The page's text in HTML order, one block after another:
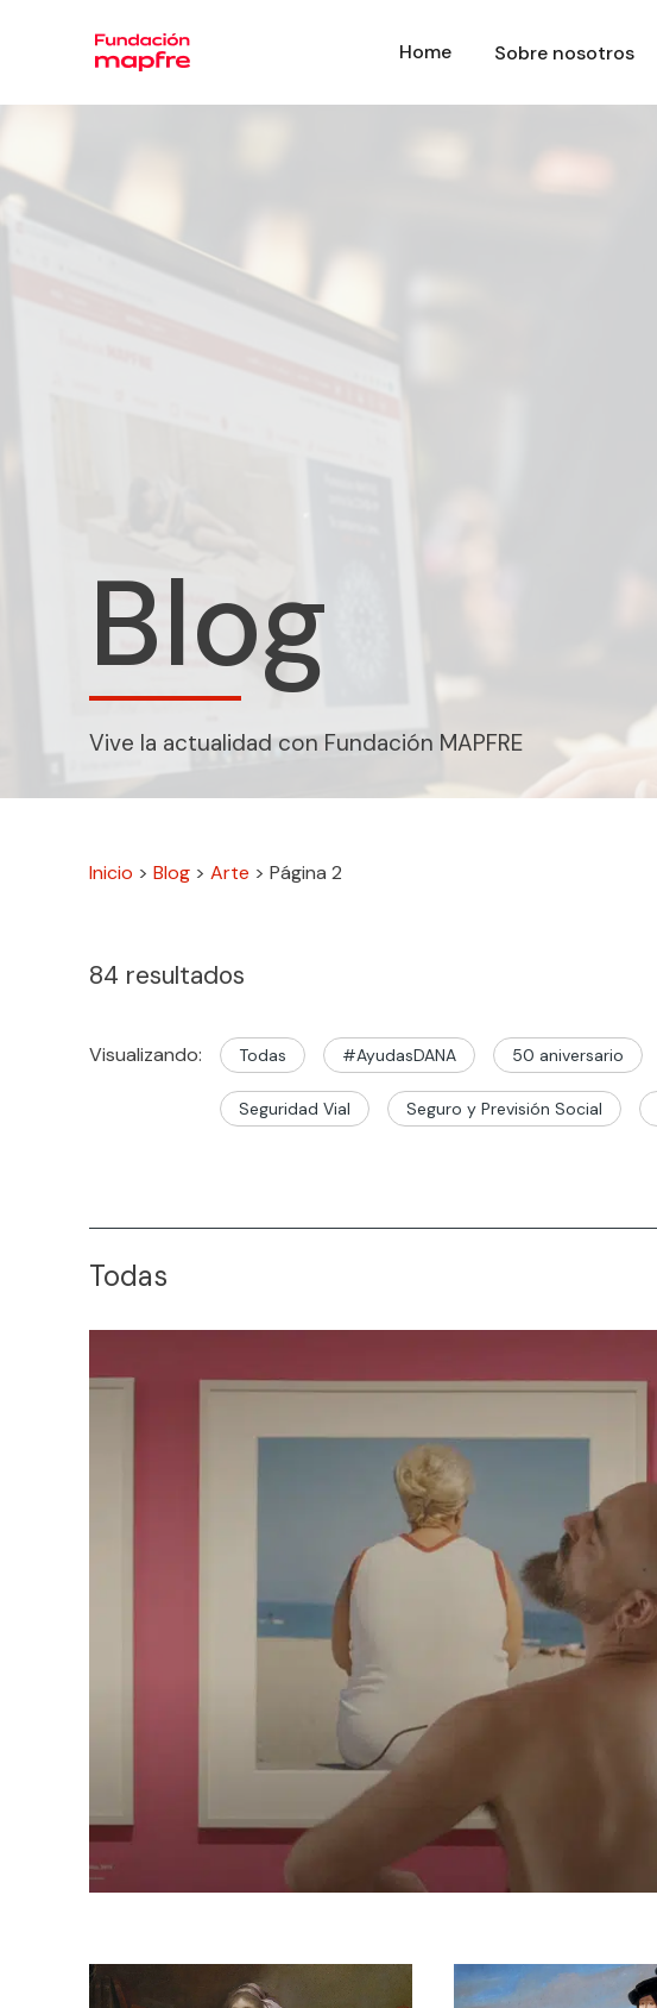
Home Sobre nosotros
Blog
Vive la actualidad con Fundación MAPFRE
Inicio > Blog > Arte > Página 2
84 resultados
Visualizando: Todas #AyudasDANA 50 aniversario
Seguridad Vial Seguro y Previsión Social
Todas